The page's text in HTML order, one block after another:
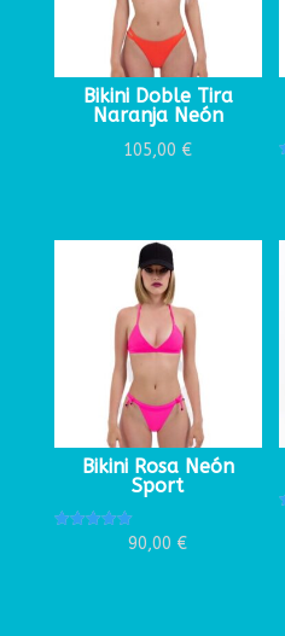
Bikini Doble Tira
Naranja Neón
105,00 €
Bikini Rosa Neón
Sport
90,00 €